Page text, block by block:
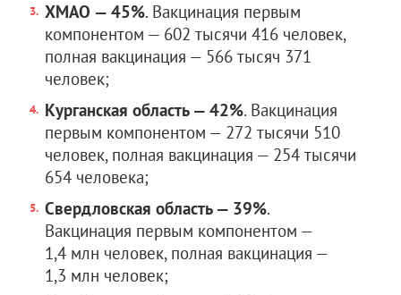
ХМАО — 45%. Вакцинация первым
компонентом — 602 тысячи 416 человек,
полная вакцинация — 566 тысяч 371
человек;
Курганская область — 42%. Вакцинация
первым компонентом — 272 тысячи 510
человек, полная вакцинация — 254 тысячи
654 человека;
Свердловская область — 39%.
Вакцинация первым компонентом —
1,4 млн человек, полная вакцинация —
1,3 млн человек;